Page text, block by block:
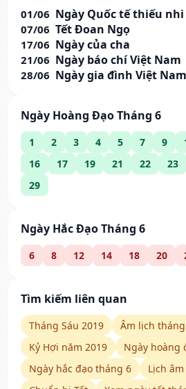
01/06 Ngày Quốc tế thiếu nhi
07/06 Tết Đoan Ngọ
17/06 Ngày của cha
21/06 Ngày báo chí Việt Nam
28/06 Ngày gia đình Việt Nam
Ngày Hoàng Đạo Tháng 6
1 2 3 4 5 7 9
16
17 19 21 22 23
29
Ngày Hắc Đạo Tháng 6
6 8 12 14 18 20
Tìm kiếm liên quan
Tháng Sáu 2019
Âm lịch
Kỷ Hợi năm 2019
Ngày hoàng
Ngày hắc đạo tháng 6
Lịch